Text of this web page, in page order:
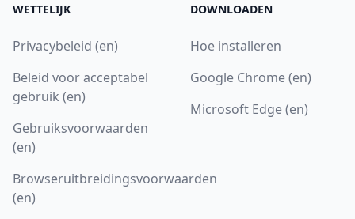
WETTELIJK
Privacybeleid (en)
Beleid voor acceptabel
gebruik (en)
Gebruiksvoorwaarden
(en)
Browseruitbreidingsvoorwaarden
(en)
DOWNLOADEN
Hoe installeren
Google Chrome (en)
Microsoft Edge (en)